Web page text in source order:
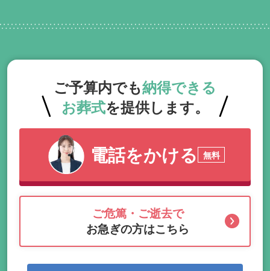
ご予算内でも納得できる
お葬式を提供します。
電話をかける 無料
ご危篤・ご逝去で
お急ぎの方はこちら